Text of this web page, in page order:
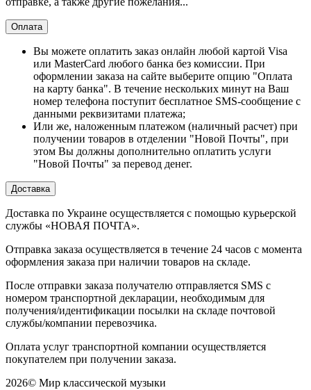
Оплата
Вы можете оплатить заказ онлайн любой картой Visa
или MasterCard любого банка без комиссии. При
оформлении заказа на сайте выберите опцию "Оплата
на карту банка". В течение нескольких минут на Ваш
номер телефона поступит бесплатное SMS-сообщение с
данными реквизитами платежа;
Или же, наложенным платежом (наличный расчет) при
получении товаров в отделении "Новой Почты", при
этом Вы должны дополнительно оплатить услуги
"Новой Почты" за перевод денег.
Доставка
Доставка по Украине осуществляется с помощью курьерской
службы «НОВАЯ ПОЧТА».
Отправка заказа осуществляется в течение 24 часов с момента
оформления заказа при наличии товаров на складе.
После отправки заказа получателю отправляется SMS с
номером транспортной декларации, необходимым для
получения/идентификации посылки на складе почтовой
службы/компании перевозчика.
Оплата услуг транспортной компании осуществляется
покупателем при получении заказа.
2026© Мир классической музыки